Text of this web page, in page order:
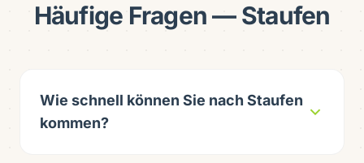
Häufige Fragen — Staufen
Wie schnell können Sie nach Staufen
kommen?